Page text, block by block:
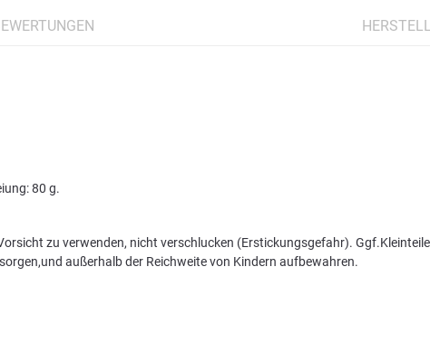
80 g.
zu verwenden, nicht verschlucken (Erstickungsgefahr).
außerhalb der Reichweite von Kindern aufbewahren.